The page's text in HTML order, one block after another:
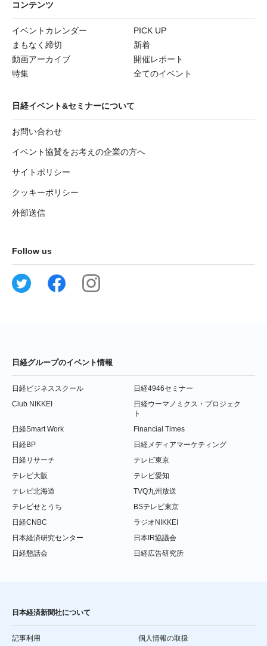
コンテンツ
イベントカレンダー
PICK UP
まもなく締切
新着
動画アーカイブ
開催レポート
特集
全てのイベント
日経イベント&セミナーについて
お問い合わせ
イベント協賛をお考えの企業の方へ
サイトポリシー
クッキーポリシー
外部送信
Follow us
日経グループのイベント情報
日経ビジネススクール
日経4946セミナー
Club NIKKEI
日経ウーマノミクス・プロジェク
ト
日経Smart Work
Financial Times
日経BP
日経メディアマーケティング
日経リサーチ
テレビ東京
テレビ大阪
テレビ愛知
テレビ北海道
TVQ九州放送
テレビせとうち
BSテレビ東京
日経CNBC
ラジオNIKKEI
日本経済研究センター
日本IR協議会
日経懇話会
日経広告研究所
日本経済新聞社について
記事利用 個人情報の取扱